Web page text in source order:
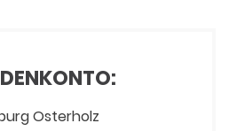
Osterholz